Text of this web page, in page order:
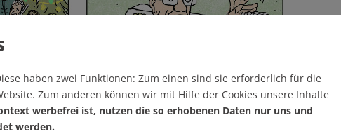
haben zwei Funktionen: Zum einen sind sie erforderlich für die
Zum anderen können wir mit Hilfe der Cookies unsere Inhalte
werbefrei ist, nutzen die so erhobenen Daten nur uns und
werden.